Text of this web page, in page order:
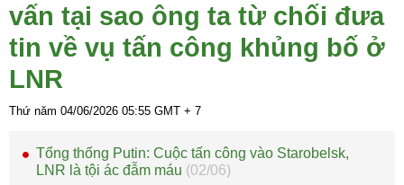
vấn tại sao ông ta từ chối đưa
tin về vụ tấn công khủng bố ở
LNR
Thứ năm 04/06/2026 05:55 GMT + 7
Tổng thống Putin: Cuộc tấn công vào Starobelsk,
LNR là tội ác đẫm máu (02/06)